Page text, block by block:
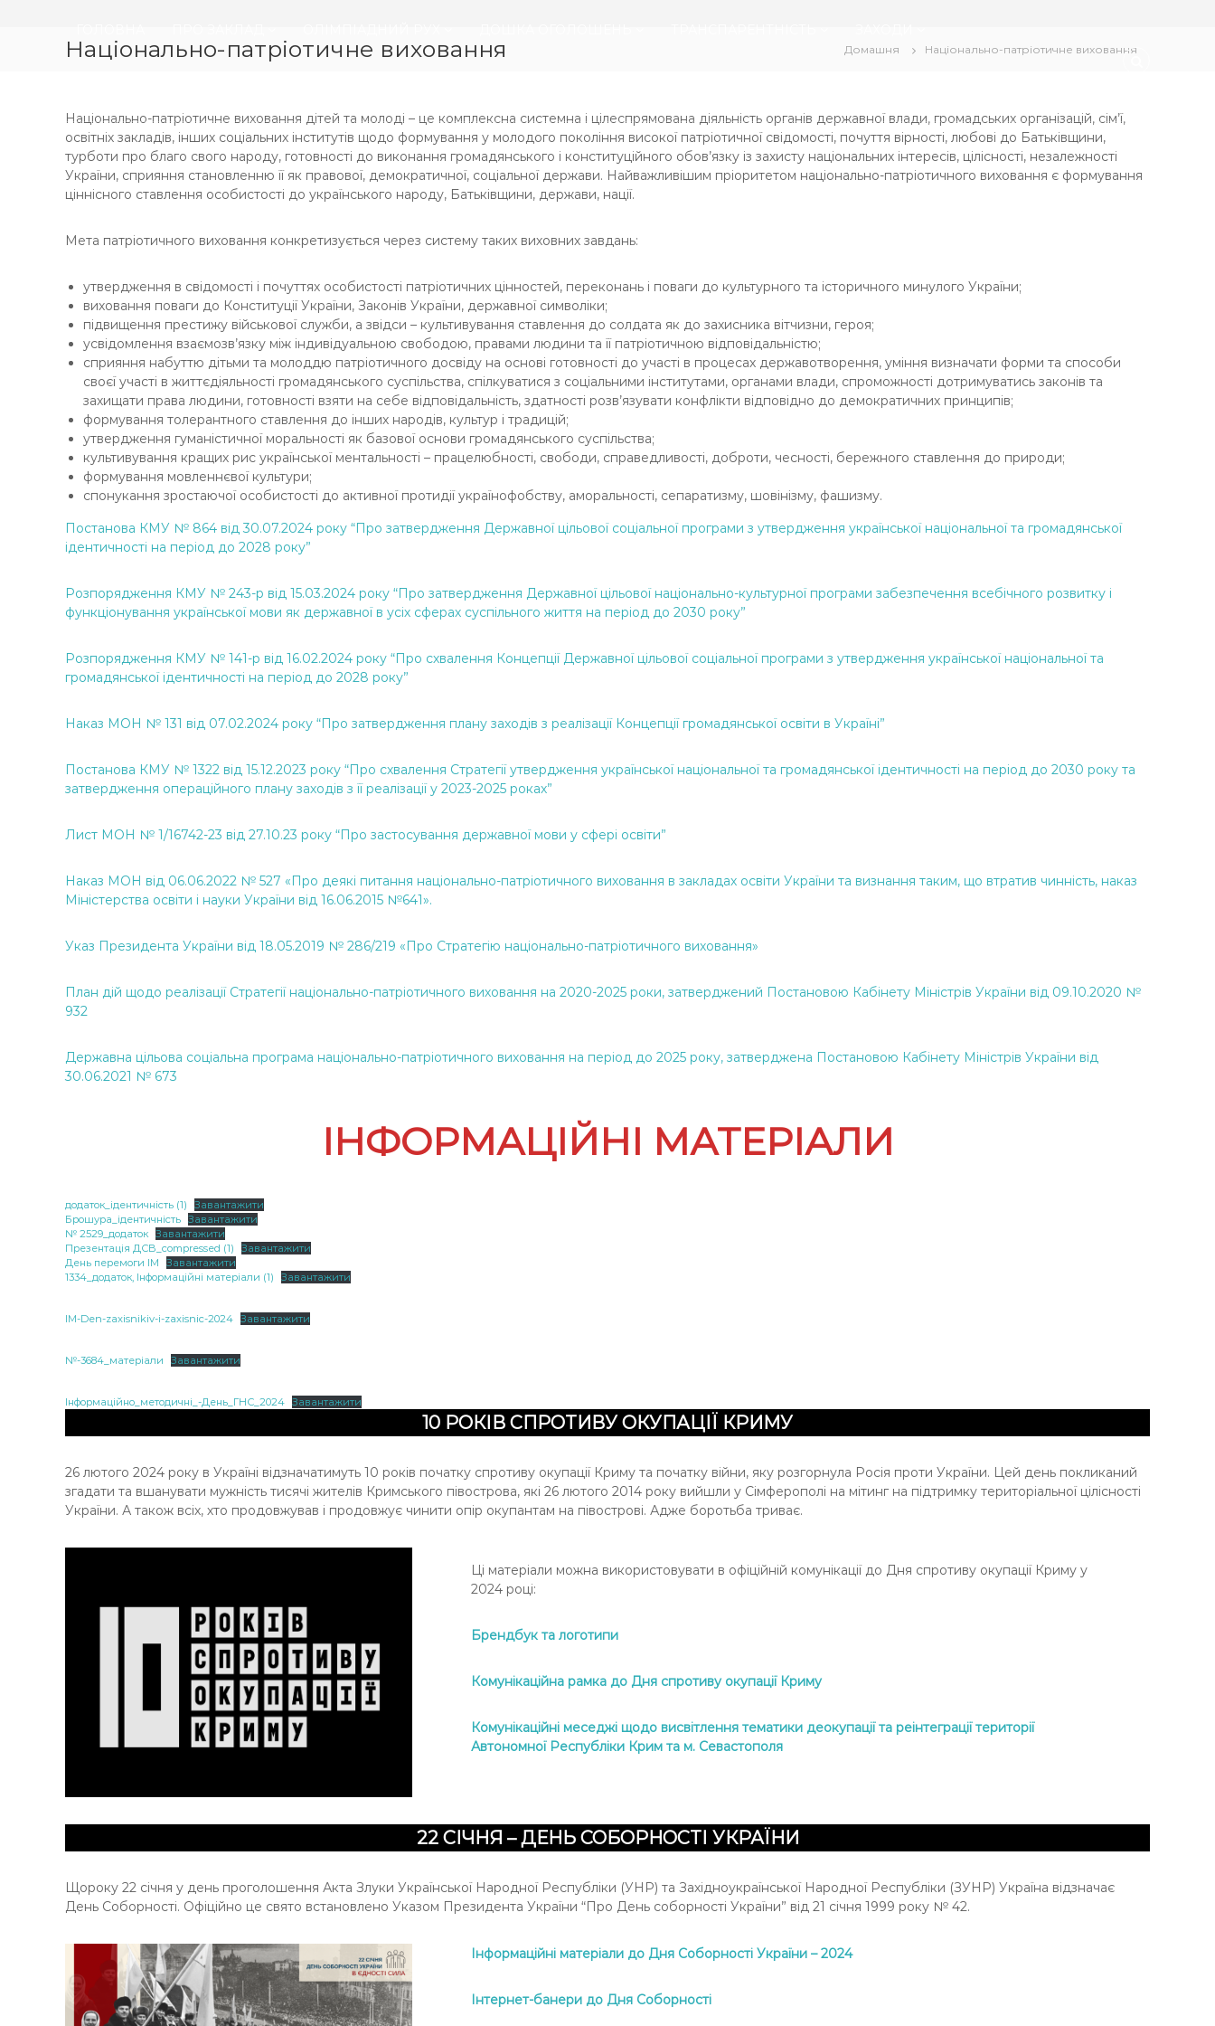
М
А
А
К
А
Д
М
Я
Н
А
У
К
У
Ч
Н
В
Ь
К
Ї
М
Л
О
І
М
Національно-патріотичне виховання Домашня Національно-патріотичне виховання
Національно-патріотичне виховання дітей та молоді – це комплексна системна і цілеспрямована діяльність органів державної влади, громадських організацій, сім’ї,
освітніх закладів, інших соціальних інститутів щодо формування у молодого покоління високої патріотичної свідомості, почуття вірності, любові до Батьківщини,
турботи про благо свого народу, готовності до виконання громадянського і конституційного обов’язку із захисту національних інтересів, цілісності, незалежності
України, сприяння становленню її як правової, демократичної, соціальної держави. Найважливішим пріоритетом національно-патріотичного виховання є формування
ціннісного ставлення особистості до українського народу, Батьківщини, держави, нації.
Мета патріотичного виховання конкретизується через систему таких виховних завдань:
утвердження в свідомості і почуттях особистості патріотичних цінностей, переконань і поваги до культурного та історичного минулого України;
виховання поваги до Конституції України, Законів України, державної символіки;
підвищення престижу військової служби, а звідси – культивування ставлення до солдата як до захисника вітчизни, героя;
усвідомлення взаємозв’язку між індивідуальною свободою, правами людини та її патріотичною відповідальністю;
сприяння набуттю дітьми та молоддю патріотичного досвіду на основі готовності до участі в процесах державотворення, уміння визначати форми та способи
своєї участі в життєдіяльності громадянського суспільства, спілкуватися з соціальними інститутами, органами влади, спроможності дотримуватись законів та
захищати права людини, готовності взяти на себе відповідальність, здатності розв’язувати конфлікти відповідно до демократичних принципів;
формування толерантного ставлення до інших народів, культур і традицій;
утвердження гуманістичної моральності як базової основи громадянського суспільства;
культивування кращих рис української ментальності – працелюбності, свободи, справедливості, доброти, чесності, бережного ставлення до природи;
формування мовленнєвої культури;
спонукання зростаючої особистості до активної протидії українофобству, аморальності, сепаратизму, шовінізму, фашизму.
Постанова КМУ № 864 від 30.07.2024 року “Про затвердження Державної цільової соціальної програми з утвердження української національної та громадянської
ідентичності на період до 2028 року”
Розпорядження КМУ № 243-р від 15.03.2024 року “Про затвердження Державної цільової національно-культурної програми забезпечення всебічного розвитку і
функціонування української мови як державної в усіх сферах суспільного життя на період до 2030 року”
Розпорядження КМУ № 141-р від 16.02.2024 року “Про схвалення Концепції Державної цільової соціальної програми з утвердження української національної та
громадянської ідентичності на період до 2028 року”
Наказ МОН № 131 від 07.02.2024 року “Про затвердження плану заходів з реалізації Концепції громадянської освіти в Україні”
Постанова КМУ № 1322 від 15.12.2023 року “Про схвалення Стратегії утвердження української національної та громадянської ідентичності на період до 2030 року та
затвердження операційного плану заходів з її реалізації у 2023-2025 роках”
Лист МОН № 1/16742-23 від 27.10.23 року “Про застосування державної мови у сфері освіти”
Наказ МОН від 06.06.2022 № 527 «Про деякі питання національно-патріотичного виховання в закладах освіти України та визнання таким, що втратив чинність, наказ
Міністерства освіти і науки України від 16.06.2015 №641».
Указ Президента України від 18.05.2019 № 286/219 «Про Стратегію національно-патріотичного виховання»
План дій щодо реалізації Стратегії національно-патріотичного виховання на 2020-2025 роки, затверджений Постановою Кабінету Міністрів України від 09.10.2020 №
932
Державна цільова соціальна програма національно-патріотичного виховання на період до 2025 року, затверджена Постановою Кабінету Міністрів України від
30.06.2021 № 673
ІНФОРМАЦІЙНІ МАТЕРІАЛИ
додаток_ідентичність (1)
Завантажити
Брошура_ідентичність Завантажити
№ 2529_додаток Завантажити
Презентація ДСВ_compressed (1)
Завантажити
День перемоги ІМ
Завантажити
1334_додаток, Інформаційні матеріали (1)
Завантажити
IM-Den-zaxisnikiv-i-zaxisnic-2024 Завантажити
№-3684_матеріали Завантажити
Інформаційно_методичні_-День_ГНС_2024 Завантажити
10 РОКІВ СПРОТИВУ ОКУПАЦІЇ КРИМУ
26 лютого 2024 року в Україні відзначатимуть 10 років початку спротиву окупації Криму та початку війни, яку розгорнула Росія проти України. Цей день покликаний
згадати та вшанувати мужність тисячі жителів Кримського півострова, які 26 лютого 2014 року вийшли у Сімферополі на мітинг на підтримку територіальної цілісності
України. А також всіх, хто продовжував і продовжує чинити опір окупантам на півострові. Адже боротьба триває.
Ці матеріали можна використовувати в офіційній комунікації до Дня спротиву окупації Криму у
2024 році:
Брендбук та логотипи
Комунікаційна рамка до Дня спротиву окупації Криму
Комунікаційні меседжі щодо висвітлення тематики деокупації та реінтеграції території
Автономної Республіки Крим та м. Севастополя
22 СІЧНЯ – ДЕНЬ СОБОРНОСТІ УКРАЇНИ
Щороку 22 січня у день проголошення Акта Злуки Української Народної Республіки (УНР) та Західноукраїнської Народної Республіки (ЗУНР) Україна відзначає
День Соборності. Офіційно це свято встановлено Указом Президента України “Про День соборності України” від 21 січня 1999 року № 42.
Інформаційні матеріали до Дня Соборності України – 2024
Інтернет-банери до Дня Соборності